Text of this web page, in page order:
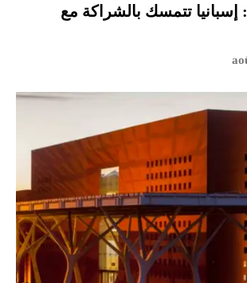
مونديال 2030: إسبانيا تتمسك بالشراكة مع